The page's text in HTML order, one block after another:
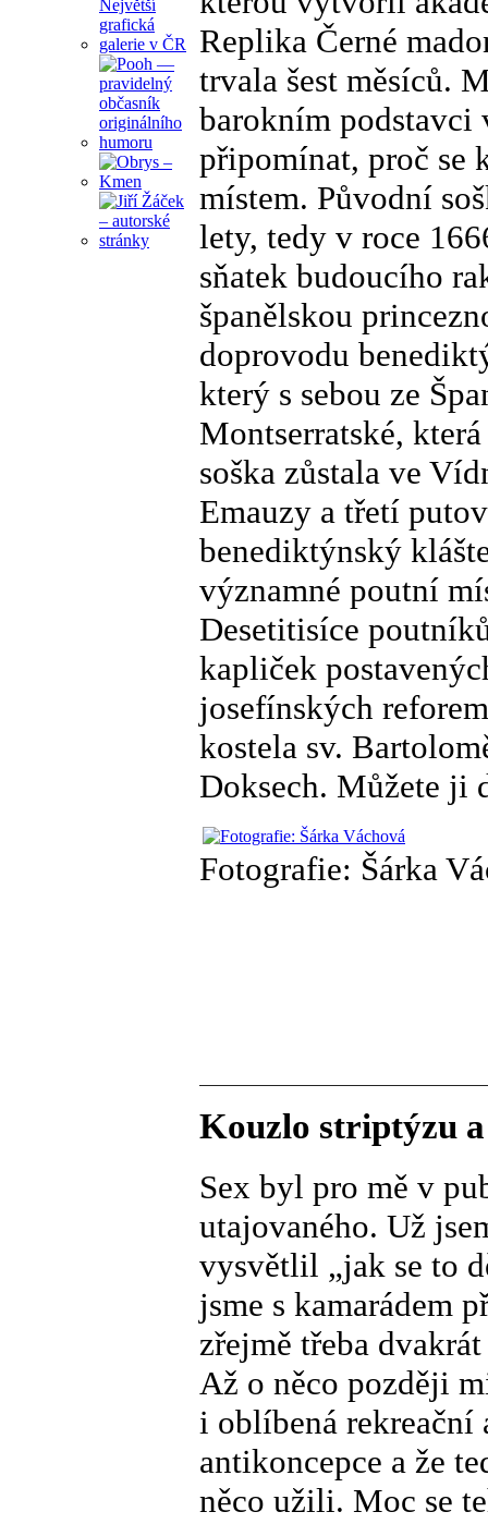
Replika Černé
trvala šest měsíců.
barokním podstavci
připomínat, proč se
místem. Původní
lety, tedy v roce
sňatek budoucího
španělskou
doprovodu
který s sebou ze
Montserratské,
soška zůstala ve
Emauzy a třetí
benediktýnský
významné poutní
Desetitisíce
kapliček
josefínských
kostela sv.
Doksech. Můžete ji
Fotografie: Šárka
Kouzlo striptýzu
Sex byl pro mě v
utajovaného. Už
vysvětlil „jak se to
jsme s kamarádem
zřejmě třeba
Až o něco později
i oblíbená rekreační
antikoncepce a že
něco užili. Moc se